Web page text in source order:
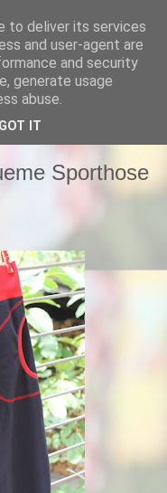
fabrik
Sporthose
to deliver its services
and user-agent are
and security
generate usage
abuse.
GOT IT